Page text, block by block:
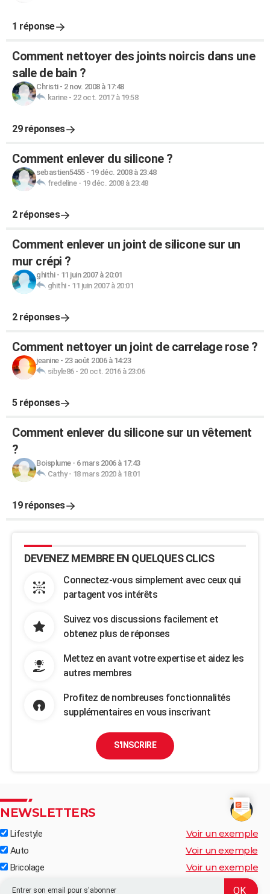
1 réponse
Comment nettoyer des joints noircis dans une
salle de bain ?
Christi- 2 nov. 2008 à 17:48
karine- 22 oct. 2017 à 19:58
29 réponses
Comment enlever du silicone ?
sebastien5455- 19 déc. 2008 à 23:48
fredeline- 19 déc. 2008 à 23:48
2 réponses
Comment enlever un joint de silicone sur un
mur crépi ?
ghithi- 11 juin 2007 à 20:01
ghithi- 11 juin 2007 à 20:01
2 réponses
Comment nettoyer un joint de carrelage rose ?
jeanine- 23 août 2006 à 14:23
sibyle86- 20 oct. 2016 à 23:06
5 réponses
Comment enlever du silicone sur un vêtement
?
Boisplume- 6 mars 2006 à 17:43
Cathy- 18 mars 2020 à 18:01
19 réponses
DEVENEZ MEMBRE EN QUELQUES CLICS
Connectez-vous simplement avec ceux qui
partagent vos intérêts
Suivez vos discussions facilement et
obtenez plus de réponses
Mettez en avant votre expertise et aidez les
autres membres
Profitez de nombreuses fonctionnalités
supplémentaires en vous inscrivant
S'INSCRIRE
NEWSLETTERS
Lifestyle Voir un exemple
Auto Voir un exemple
Bricolage Voir un exemple